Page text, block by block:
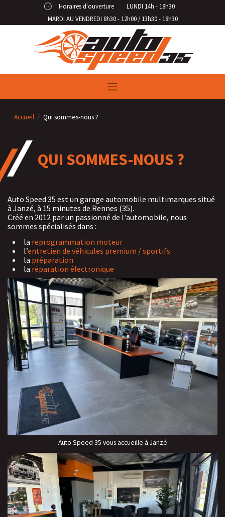
Horaires d'ouverture
LUNDI 14h - 18h30
MARDI AU VENDREDI 8h30 - 12h00 / 13h30 - 18h30
Accueil Qui sommes-nous ?
QUI SOMMES-NOUS ?
Auto Speed 35 est un garage automobile multimarques situé
à Janzé, à 15 minutes de Rennes (35).
Créé en 2012 par un passionné de l'automobile, nous
sommes spécialisés dans :
la reprogrammation moteur
l’entretien de véhicules premium / sportifs
la préparation
la réparation électronique
Auto Speed 35 vous accueille à Janzé
Panneau de gestion des cookies